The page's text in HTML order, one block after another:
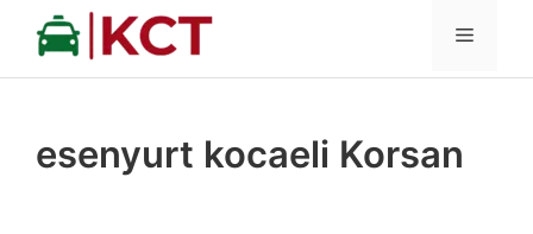
İçeriğe
MENÜ
esenyurt kocaeli Korsan